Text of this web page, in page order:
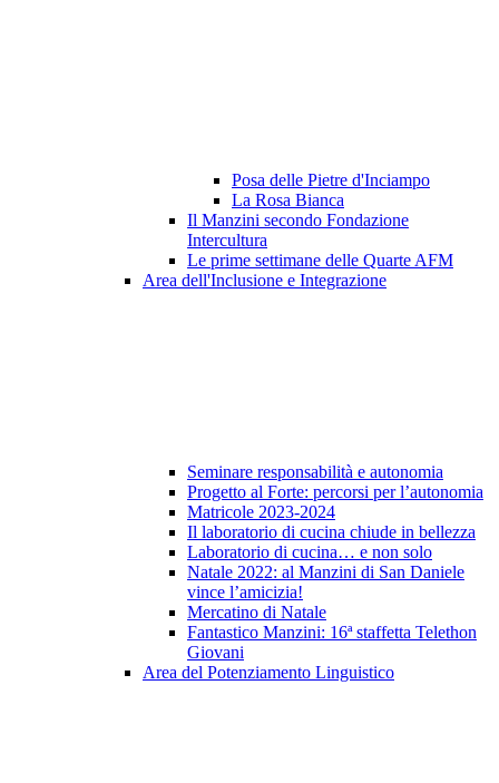
Posa delle Pietre d'Inciampo
La Rosa Bianca
Il Manzini secondo Fondazione
Intercultura
Le prime settimane delle Quarte AFM
Area dell'Inclusione e Integrazione
Seminare responsabilità e autonomia
Progetto al Forte: percorsi per l’autonomia
Matricole 2023-2024
Il laboratorio di cucina chiude in bellezza
Laboratorio di cucina… e non solo
Natale 2022: al Manzini di San Daniele
vince l’amicizia!
Mercatino di Natale
Fantastico Manzini: 16ª staffetta Telethon
Giovani
Area del Potenziamento Linguistico